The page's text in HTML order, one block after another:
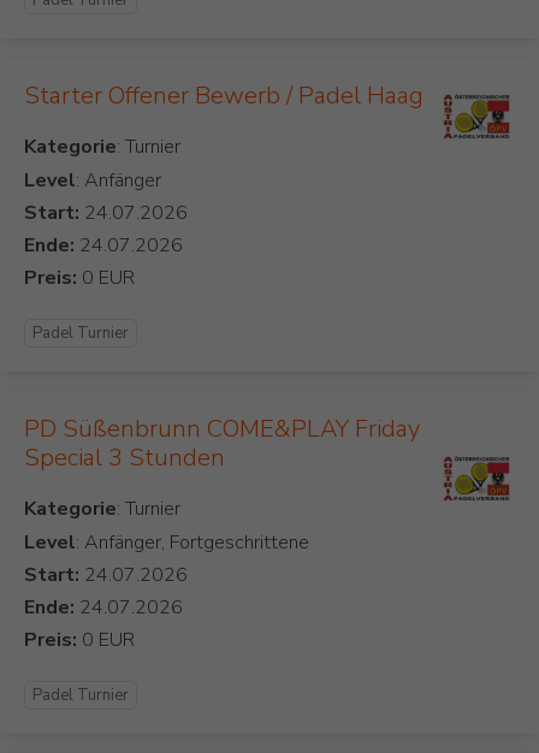
Starter Offener Bewerb / Padel Haag
Kategorie
Level: Anfänger
Start:
Ende:
Preis:
Padel Turnier
PD Süßenbrunn COME&PLAY Friday
Special 3 Stunden
Kategorie
Level: Anfänger, Fortgeschrittene
Start:
Ende:
Preis:
Padel Turnier